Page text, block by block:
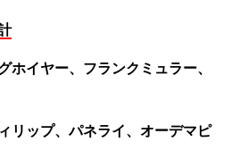
ホイヤー、フランクミュラー、
リップ、パネライ、オーデマピ